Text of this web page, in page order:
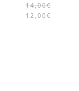
14,00€
12,00€